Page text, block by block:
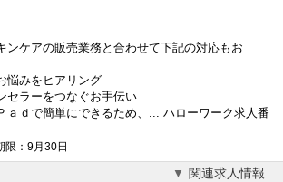
ンケアの販売業務と合わせて下記の対応もお
悩みをヒアリング
セラーをつなぐお手伝い
ａｄで簡単にできるため、... ハローワーク求人番
限：9月30日
関連求人情報